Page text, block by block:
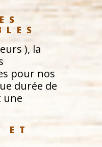
), la
pour nos
durée de
une
ET